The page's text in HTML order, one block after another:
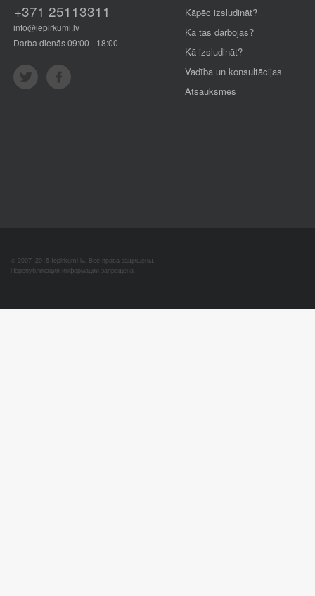
+371 25113311
info@iepirkumi.lv
Darba dienās 09:00 - 18:00
Kāpēc izsludināt?
Kā tas darbojas?
Kā izsludināt?
Vadība un konsultācijas
Atsauksmes
© 2007–2016 Iepirkumi.lv. Все права защищены.
Перепубликация информации запрещена